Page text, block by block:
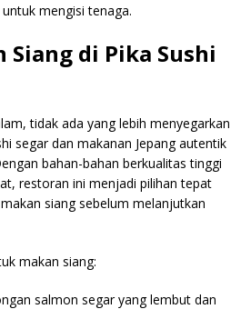
mengisi tenaga.
Siang di Pika Sushi
tidak ada yang lebih menyegarkan
segar dan makanan Jepang autentik
bahan-bahan berkualitas tinggi
restoran ini menjadi pilihan tepat
siang sebelum melanjutkan
makan siang:
salmon segar yang lembut dan